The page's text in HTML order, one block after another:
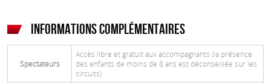
Informations complémentaires
Spectateurs
Accès libre et gratuit aux accompagnants (la présence
des enfants de moins de 8 ans est déconseillée sur les
circuits)